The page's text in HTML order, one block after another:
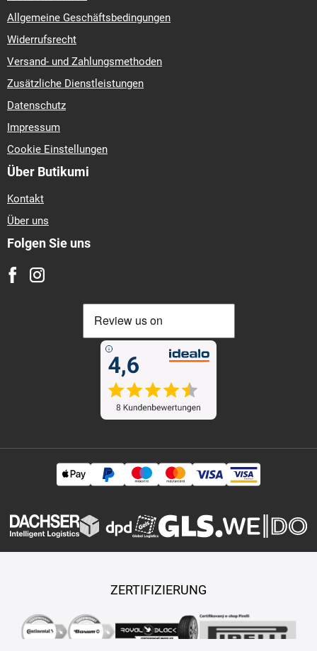
Allgemeine Geschäftsbedingungen
Widerrufsrecht
Versand- und Zahlungsmethoden
Zusätzliche Dienstleistungen
Datenschutz
Impressum
Cookie Einstellungen
Über Butikumi
Kontakt
Über uns
Folgen Sie uns
ZERTIFIZIERUNG